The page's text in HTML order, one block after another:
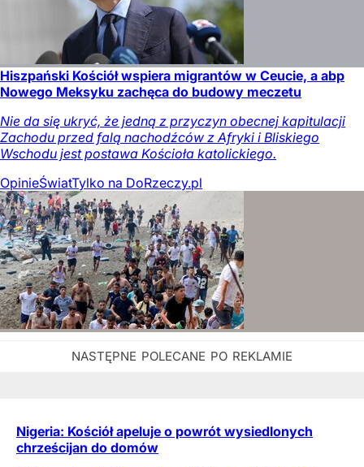
Hiszpański Kościół wspiera migrantów w Ceucie, a abp
Nowego Meksyku zachęca do budowy meczetu
Nie da się ukryć, że jedną z przyczyn obecnej kapitulacji
Zachodu przed falą nachodźców z Afryki i Bliskiego
Wschodu jest postawa Kościoła katolickiego.
OpinieŚwiatTylko na DoRzeczy.pl
Nigeria: Kościół apeluje o powrót wysiedlonych
chrześcijan do domów